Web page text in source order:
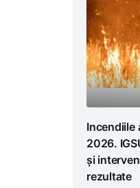
Incendiile
2026.
și
rezultate